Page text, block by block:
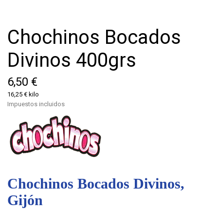
Chochinos Bocados
Divinos 400grs
6,50 €
16,25 € kilo
Impuestos incluidos
Chochinos Bocados Divinos,
Gijón